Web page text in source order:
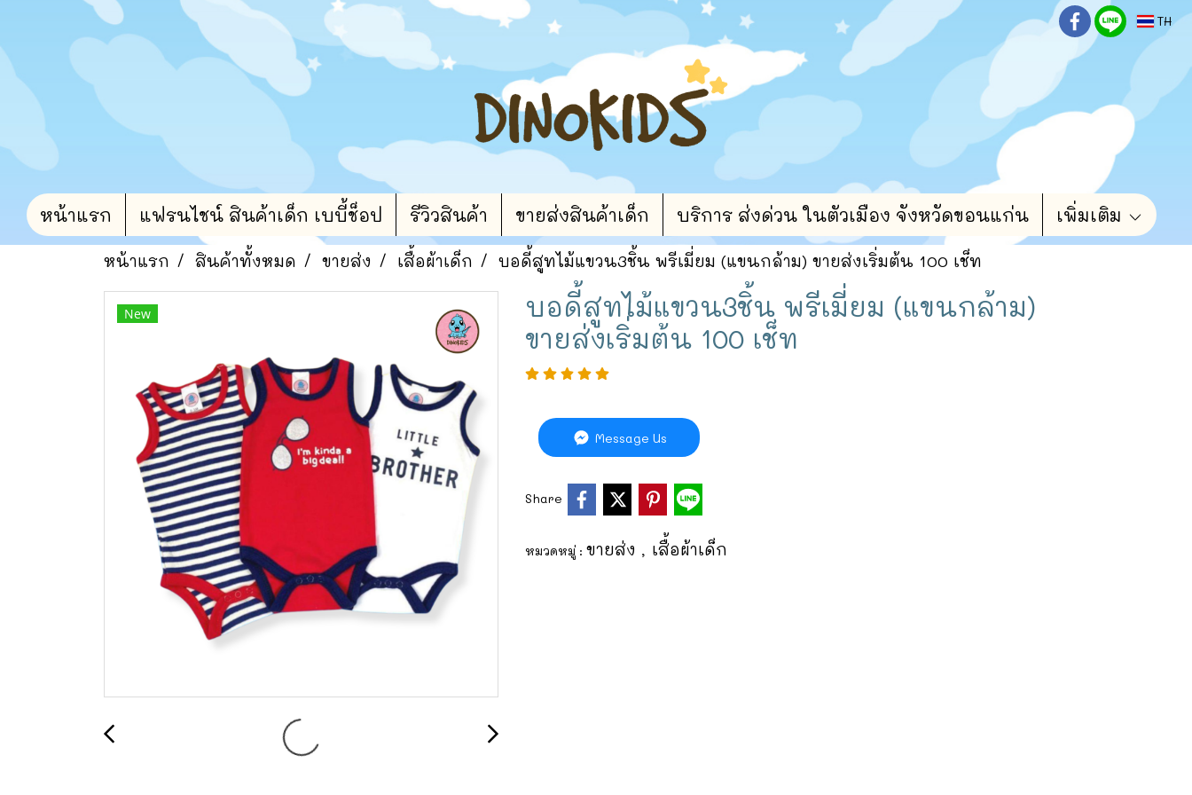
TH
หน้าแรก แฟรนไชน์ สินค้าเด็ก เบบี้ช็อป รีวิวสินค้า ขายส่งสินค้าเด็ก บริการ ส่งด่วน ในตัวเมือง จังหวัดขอนแก่น เพิ่มเติม
หน้าแรก สินค้าทั้งหมด ขายส่ง เสื้อผ้าเด็ก บอดี้สูทไม้แขวน3ชิ้น พรีเมี่ยม (แขนกล้าม) ขายส่งเริ่มต้น 100 เช็ท
New
บอดี้สูทไม้แขวน3ชิ้น พรีเมี่ยม (แขนกล้าม)
ขายส่งเริ่มต้น 100 เช็ท
Message Us
Share
หมวดหมู่ : ขายส่ง , เสื้อผ้าเด็ก